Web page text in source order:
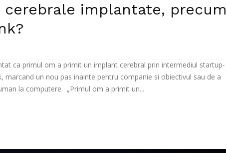
implantate, precum
ca primul om a primit un implant cerebral prin intermediul startup-
marcand un nou pas inainte pentru companie si obiectivul sau de a
la computere. „Primul om a primit un...